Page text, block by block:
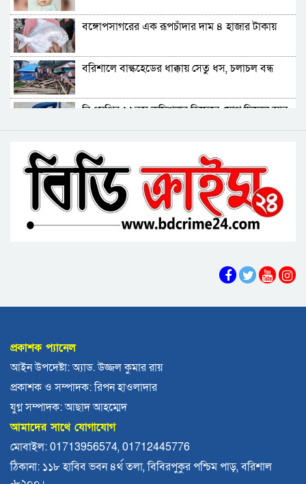
বরিশালে রাস্তার পাশ থেকে ৯ বস্তা সরকারি কম্বল
উদ্ধার
লোডশেডিংয়ে বিপর্যস্ত কুয়াকাটা, মুখ থুবড়ে পড়ছে
পর্যটন ব্যবসা
বরগুনায় মৃত ভেবে মিলাদ, ১৭ বছর পর বাড়ি ফিরলেন
বঙ্গোপসাগরের এক রূপচাঁদার দাম ৪ হাজার টাকায়
বরিশালে বাল্কহেডের ধাক্কায় সেতু ধস, চলাচল বন্ধ
বিএমপির ২২তম কমিশনার হিসেবে যোগ দিলেন আবু
বরিশাল থেকে যেন কোনো রোগীকে ঢাকায় যেতে না
হয়: ড. জিয়াউদ্দিন
পটুয়াখালীতে কুকুরকে পিটিয়ে হত্যা, আসামীকে ২০
হাজার টাকা জরিমানা
ভোলায় পঞ্চম শ্রেণির ছাত্রীকে সংঘবদ্ধ ধর্ষণের
লোডশেডিংয়ে বিপর্যস্ত কুয়াকাটা, মুখ থুবড়ে পড়ছে
পর্যটন ব্যবসা
বরগুনায় মৃত ভেবে মিলাদ, ১৭ বছর পর বাড়ি ফিরলেন
আলমগীর
ববি শিক্ষককে সাময়িক বরখাস্ত
প্রকাশক প্যানেল
আইন উপদেষ্টা: অ্যাড. উজ্জল কুমার রায়
প্রকাশক ও সম্পাদক: রিপন হাওলাদার
যুগ্ন সম্পাদক: আছাদ আহম্মেদ
আমাদের সাথে যোগাযোগ
মোবাইল: 01713956574, 01712445776
ঠিকানা: ১১৮ হাবিব ভবন ৪র্থ তলা, বিবিরপুকুর পশ্চিম পাড়, বরিশাল